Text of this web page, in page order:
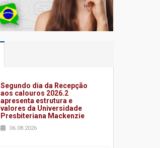
Segundo dia da Recepção
aos calouros 2026.2
apresenta estrutura e
valores da Universidade
Presbiteriana Mackenzie
06.08.2026